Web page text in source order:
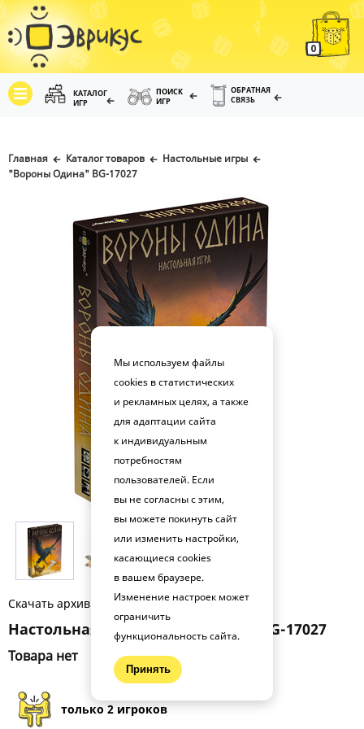
0
КАТАЛОГ
ИГР
ПОИСК
ИГР
ОБРАТНАЯ
СВЯЗЬ
Главная Каталог товаров
Настольные игры
"Вороны Одина" BG-17027
Скачать архив фото (.zip)
Настольная игра Вороны Одина BG-17027
Товара нет
только 2 игроков
Мы используем файлы
cookies в статистических
и рекламных целях, а также
для адаптации сайта
к индивидуальным
потребностям
пользователей. Если
вы не согласны с этим,
вы можете покинуть сайт
или изменить настройки,
касающиеся cookies
в вашем браузере.
Изменение настроек может
ограничить
функциональность сайта.
Принять